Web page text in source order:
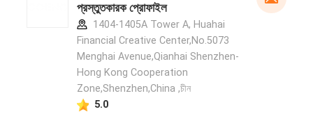
প্রস্তুতকারক প্রোফাইল
1404-1405A Tower A, Huahai
Financial Creative Center,No.5073
Menghai Avenue,Qianhai Shenzhen-
Hong Kong Cooperation
Zone,Shenzhen,China ,চীন
5.0